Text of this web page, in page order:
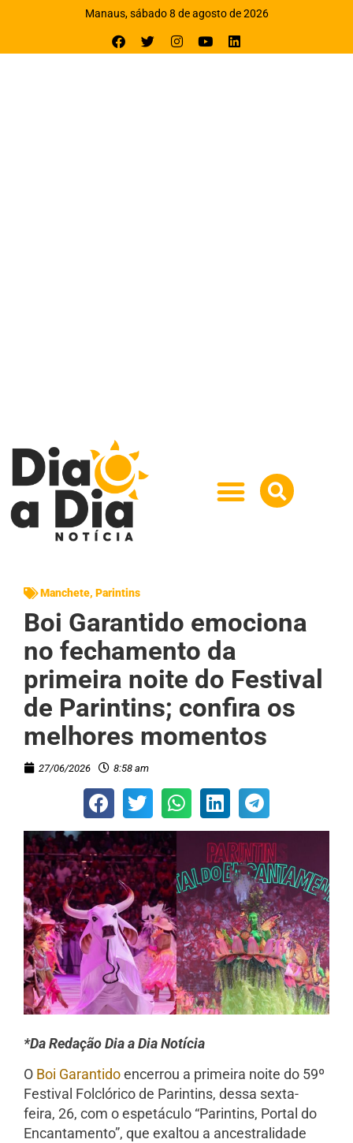
Manaus, sábado 8 de agosto de 2026
Manchete, Parintins
Boi Garantido emociona
no fechamento da
primeira noite do Festival
de Parintins; confira os
melhores momentos
27/06/2026 8:58 am
*Da Redação Dia a Dia Notícia
O Boi Garantidoencerrou a primeira noite do 59º
Festival Folclórico de Parintins, dessa sexta-
feira, 26, com o espetáculo “Parintins, Portal do
Encantamento”, que exaltou a ancestralidade